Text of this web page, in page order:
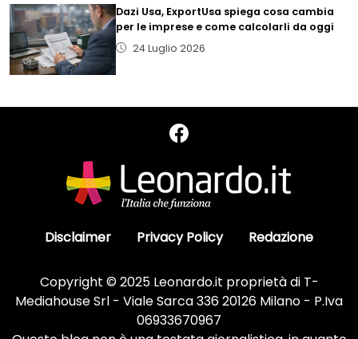
Dazi Usa, ExportUsa spiega cosa cambia
per le imprese e come calcolarli da oggi
24 Luglio 2026
Disclaimer Privacy Policy Redazione
Copyright © 2025 Leonardo.it proprietà di T-
Mediahouse Srl - Viale Sarca 336 20126 Milano - P.Iva
06933670967